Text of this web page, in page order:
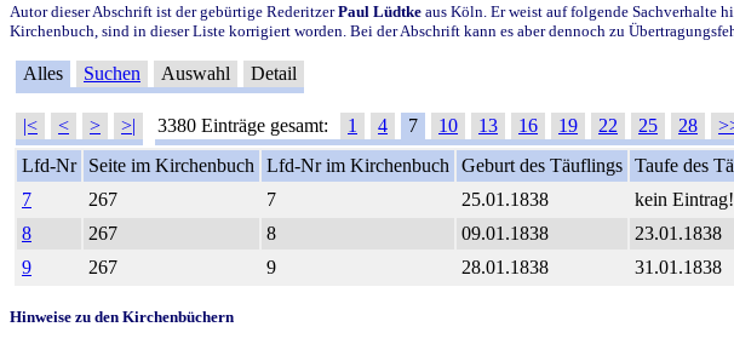
Autor dieser Abschrift ist der gebürtige RederitzerPaul Lüdtke aus Köln. Er weist auf folgende Sachverhalte
Kirchenbuch, sind in dieser Liste korrigiert worden. Bei der Abschrift kann es aber dennoch zu
Alles Suchen Auswahl Detail
|< < > >| 3380 Einträge gesamt: 1 4 7 10 13 16 19 22 25 28
Lfd-Nr
Seite im Kirchenbuch Lfd-Nr im Kirchenbuch Geburt des Täuflings Taufe des
7
267 7 25.01.1838 kein Eintrag!
8
267 8 09.01.1838 23.01.1838
9
267 9 28.01.1838 31.01.1838
Hinweise zu den Kirchenbüchern